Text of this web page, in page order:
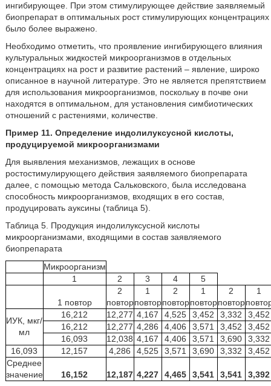
ингибирующее. При этом стимулирующее действие заявляемый
биопрепарат в оптимальных рост стимулирующих концентрациях
было более выражено.
Необходимо отметить, что проявление ингибирующего влияния
культуральных жидкостей микроорганизмов в отдельных
концентрациях на рост и развитие растений – явление, широко
описанное в научной литературе. Это не является препятствием
для использования микроорганизмов, поскольку в почве они
находятся в оптимальном, для установления симбиотических
отношений с растениями, количестве.
Пример 11. Определение индолилуксусной кислоты,
продуцируемой микроорганизмами
Для выявления механизмов, лежащих в основе
ростостимулирующего действия заявляемого биопрепарата
далее, с помощью метода Сальковского, была исследована
способность микроорганизмов, входящих в его состав,
продуцировать ауксины (таблица 5).
Таблица 5. Продукция индолилуксусной кислоты
микроорганизмами, входящими в состав заявляемого
биопрепарата
Микроорганизм
1
2 3 4 5
1 повтор
2
повтор
1
повтор
2
повтор
1
повтор
2
повтор
1
ИУК, мкг/
мл
16,212 12,277 4,167 4,525 3,452 3,332
3,452
16,212
12,277 4,286 4,406 3,571 3,452
3,452
16,093
12,038 4,167 4,406 3,571 3,690
3,332
16,093
12,157 4,286 4,525 3,571 3,690 3,332
3,452
Среднее
значение
16,152 12,187 4,227 4,465 3,541 3,541
3,392